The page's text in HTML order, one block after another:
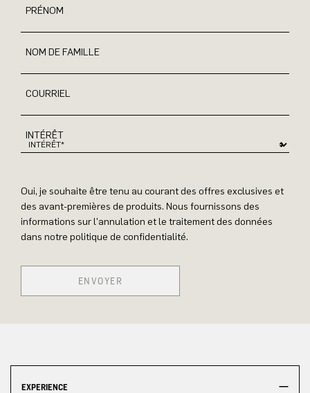
PRÉNOM
NOM DE FAMILLE
COURRIEL
INTÉRÊT
Oui, je souhaite être tenu au courant des offres exclusives et
des avant-premières de produits. Nous fournissons des
informations sur l'annulation et le traitement des données
dans notre politique de confidentialité.
ENVOYER
EXPERIENCE